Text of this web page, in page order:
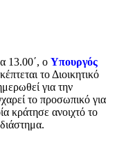
13.00΄, ο Υπουργός
το Διοικητικό
για την
το προσωπικό για
κράτησε ανοιχτό το